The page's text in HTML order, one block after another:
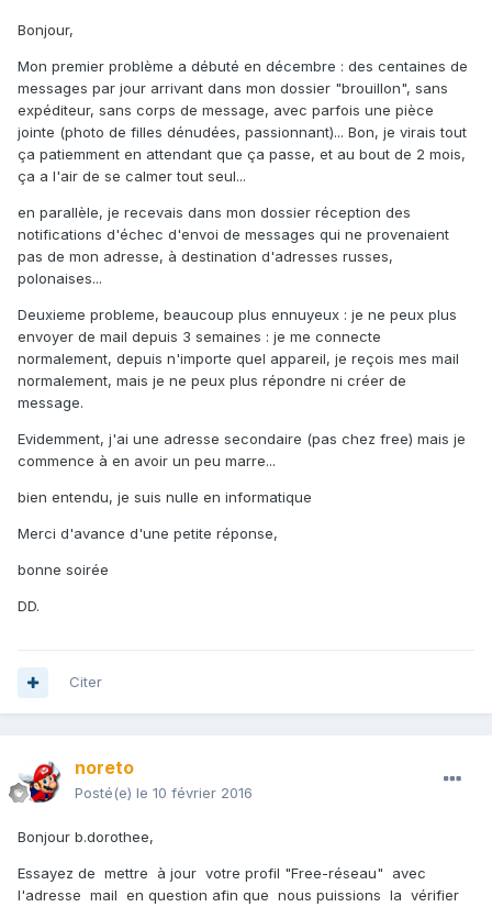
Bonjour,
Mon premier problème a débuté en décembre : des centaines de
messages par jour arrivant dans mon dossier "brouillon", sans
expéditeur, sans corps de message, avec parfois une pièce
jointe (photo de filles dénudées, passionnant)... Bon, je virais tout
ça patiemment en attendant que ça passe, et au bout de 2 mois,
ça a l'air de se calmer tout seul...
en parallèle, je recevais dans mon dossier réception des
notifications d'échec d'envoi de messages qui ne provenaient
pas de mon adresse, à destination d'adresses russes,
polonaises...
Deuxieme probleme, beaucoup plus ennuyeux : je ne peux plus
envoyer de mail depuis 3 semaines : je me connecte
normalement, depuis n'importe quel appareil, je reçois mes mail
normalement, mais je ne peux plus répondre ni créer de
message.
Evidemment, j'ai une adresse secondaire (pas chez free) mais je
commence à en avoir un peu marre...
bien entendu, je suis nulle en informatique
Merci d'avance d'une petite réponse,
bonne soirée
DD.
Citer
noreto
Posté(e) le 10 février 2016
Bonjour b.dorothee,
Essayez de mettre à jour votre profil "Free-réseau" avec
l'adresse mail en question afin que nous puissions la vérifier